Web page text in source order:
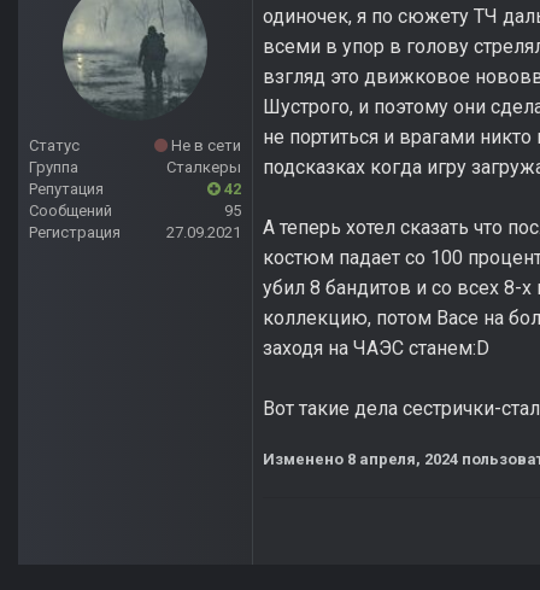
Статус
Не в сети
Группа
Сталкеры
Репутация
42
Сообщений
95
Регистрация
27.09.2021
одиночек, я по сюжету ТЧ
всеми в упор в голову
взгляд это движковое
Шустрого, и поэтому они
не портиться и врагами
подсказках когда игру
А теперь хотел сказать что
костюм падает со 100
убил 8 бандитов и со всех
коллекцию, потом Васе на
заходя на ЧАЭС станем:D
Вот такие дела сестрички-
Изменено 8 апреля, 2024